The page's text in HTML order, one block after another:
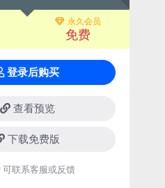
永久会员
免费
登录后购买
查看预览
下载免费版
联系客服或反馈